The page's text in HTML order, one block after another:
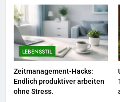
zum
Saison.
LEBENSSTIL
8
So
in
LEBENSSTIL
Zeitmanagement-Hacks:
Endlich produktiver arbeiten
ohne Stress.